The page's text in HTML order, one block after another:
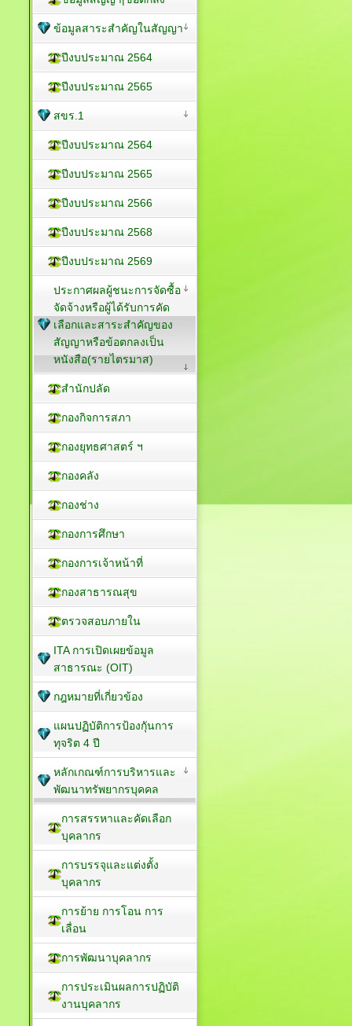
ข้อมูลสาระสำคัญในสัญญา
ปีงบประมาณ 2564
ปีงบประมาณ 2565
สขร.1
ปีงบประมาณ 2564
ปีงบประมาณ 2565
ปีงบประมาณ 2566
ปีงบประมาณ 2568
ปีงบประมาณ 2569
ประกาศผลผู้ชนะการจัดซื้อ
จัดจ้างหรือผู้ได้รับการคัด
เลือกและสาระสำคัญของ
สัญญาหรือข้อตกลงเป็น
หนังสือ(รายไตรมาส)
สำนักปลัด
กองกิจการสภา
กองยุทธศาสตร์ ฯ
กองคลัง
กองช่าง
กองการศึกษา
กองการเจ้าหน้าที่
กองสาธารณสุข
ตรวจสอบภายใน
ITA การเปิดเผยข้อมูล
สาธารณะ (OIT)
กฎหมายที่เกี่ยวข้อง
แผนปฏิบัติการป้องกัุนการ
ทุจริต 4 ปี
หลักเกณฑ์การบริหารและ
พัฒนาทรัพยากรบุคคล
การสรรหาและคัดเลือก
บุคลากร
การบรรจุและแต่งตั้ง
บุคลากร
การย้าย การโอน การ
เลื่อน
การพัฒนาบุคลากร
การประเมินผลการปฏิบัติ
งานบุคลากร